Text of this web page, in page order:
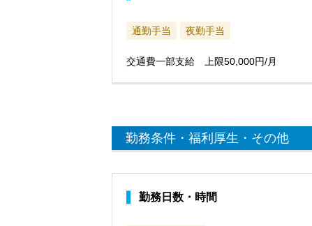
通勤手当 夜勤手当
交通費一部支給 上限50,000円/月
勤務条件・福利厚生・その他
勤務日数・時間